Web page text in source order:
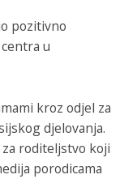
pozitivno
u
kroz odjel za
djelovanja.
roditeljstvo koji
porodicama